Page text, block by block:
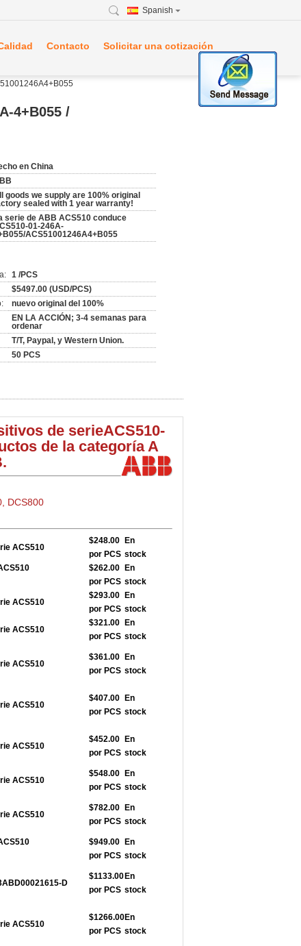
Spanish
Contacto Solicitar una cotización
4+B055 /
en China
goods we supply are 100% original
sealed with 1 year warranty!
serie de ABB ACS510 conduce
01-246A-
ACS51001246A4+B055
1 /PCS
$5497.00 (USD/PCS)
nuevo original del 100%
EN LA ACCIÓN; 3-4 semanas para
ordenar
T/T, Paypal, y Western Union.
50 PCS
de serieACS510-
de la categoría A
DCS800
ACS510
$248.00
por PCS
En
stock
$262.00
por PCS
En
stock
ACS510
$293.00
por PCS
En
stock
ACS510
$321.00
por PCS
En
stock
ACS510
$361.00
por PCS
En
stock
ACS510
$407.00
por PCS
En
stock
ACS510
$452.00
por PCS
En
stock
ACS510
$548.00
por PCS
En
stock
ACS510
$782.00
por PCS
En
stock
$949.00
por PCS
En
stock
D
$1133.00
por PCS
En
stock
ACS510
$1266.00
por PCS
En
stock